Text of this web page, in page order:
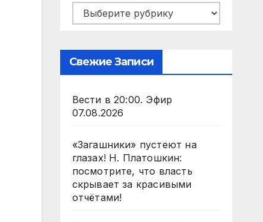
Рубрики
Свежие Записи
Вести в 20:00. Эфир
07.08.2026
«Загашники» пустеют на
глазах! Н. Платошкин:
посмотрите, что власть
скрывает за красивыми
отчётами!